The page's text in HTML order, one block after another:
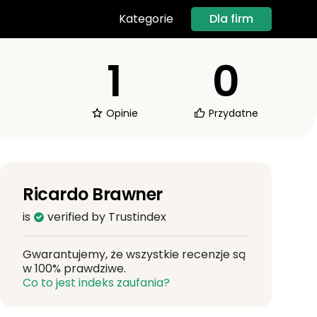
Kategorie Dla firm
1
Opinie
0
Przydatne
Ricardo Brawner
is verified by Trustindex
Gwarantujemy, że wszystkie recenzje są
w 100% prawdziwe.
Co to jest indeks zaufania?